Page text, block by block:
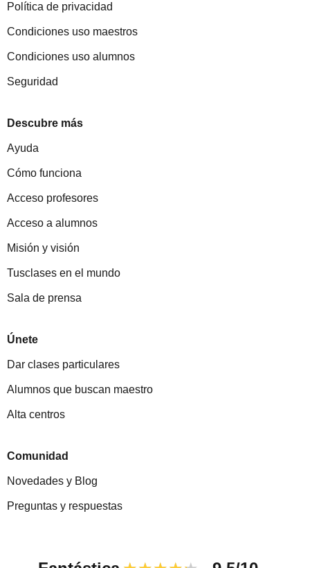
Política de privacidad
Condiciones uso maestros
Condiciones uso alumnos
Seguridad
Descubre más
Ayuda
Cómo funciona
Acceso profesores
Acceso a alumnos
Misión y visión
Tusclases en el mundo
Sala de prensa
Únete
Dar clases particulares
Alumnos que buscan maestro
Alta centros
Comunidad
Novedades y Blog
Preguntas y respuestas